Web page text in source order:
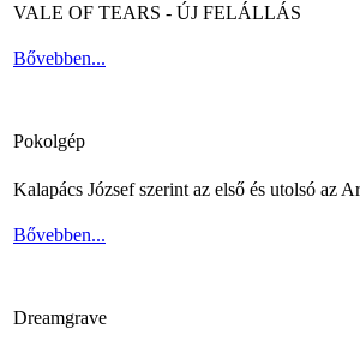
VALE OF TEARS - ÚJ FELÁLLÁS
Bővebben...
Pokolgép
Kalapács József szerint az első és utolsó az
Bővebben...
Dreamgrave